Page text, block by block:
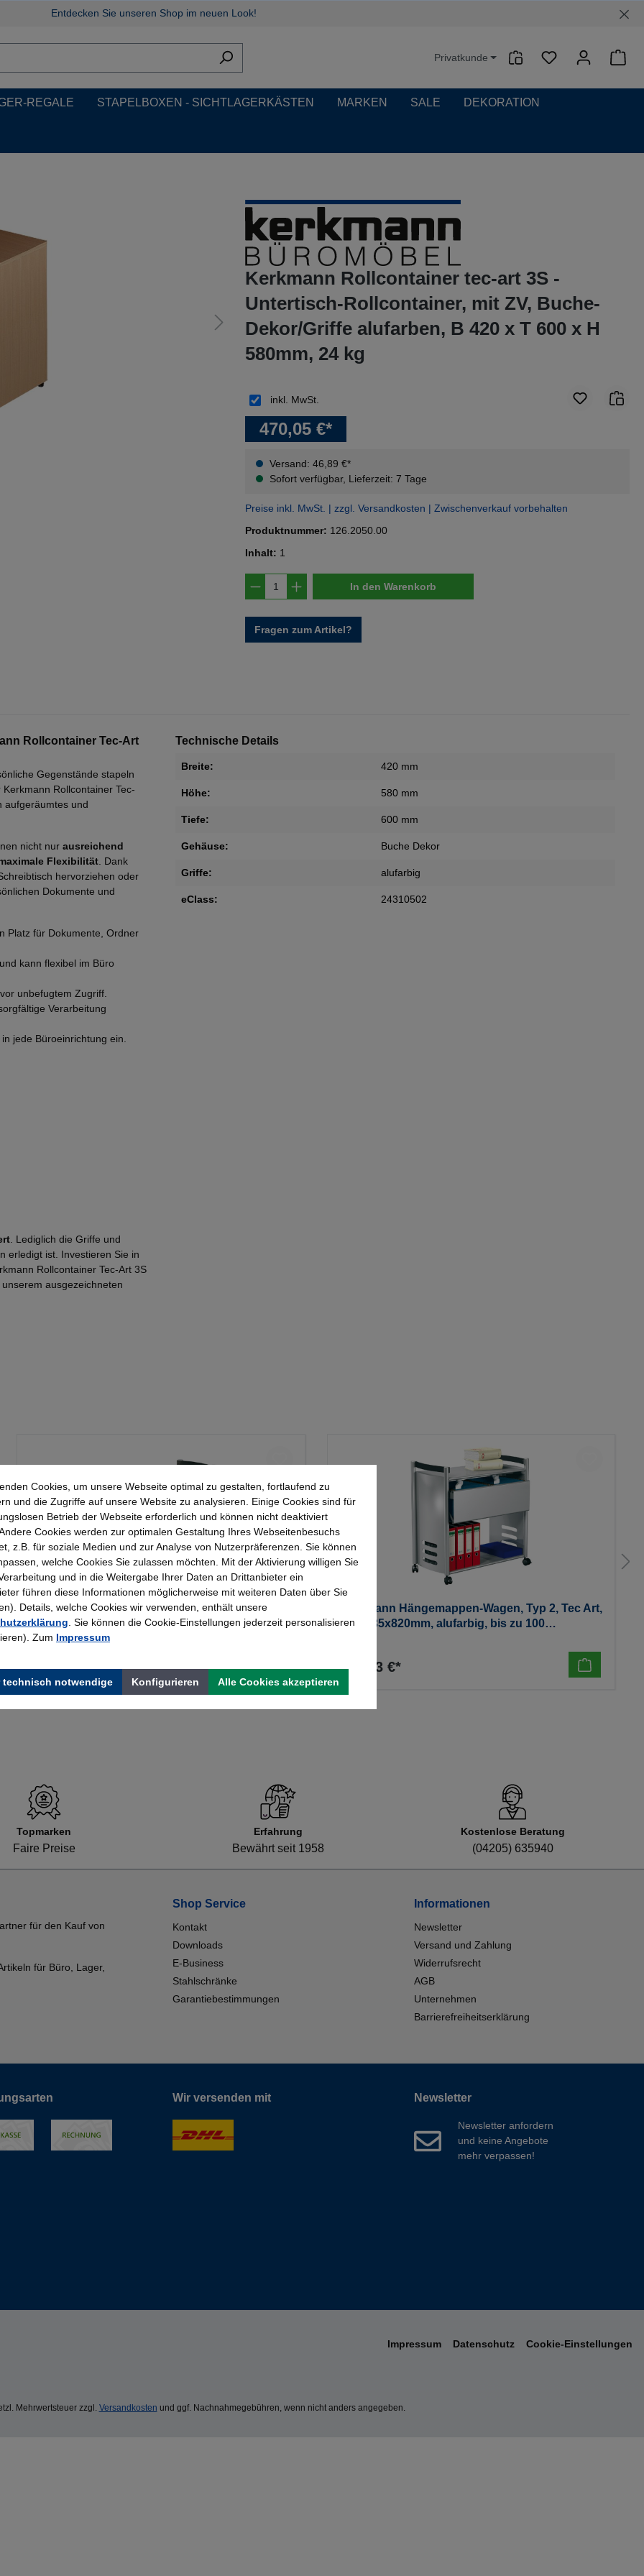
Entdecken Sie unseren Shop im neuen Look!
Privatkunde
REGALE STAPELBOXEN - SICHTLAGERKÄSTEN MARKEN SALE DEKORATION
Kerkmann Rollcontainer tec-art 3S -
Untertisch-Rollcontainer, mit ZV, Buche-
Dekor/Griffe alufarben, B 420 x T 600 x H
580mm, 24 kg
470,05 €*
Versand: 46,89 €*
Sofort verfügbar, Lieferzeit: 7 Tage
inkl. MwSt.
Preise inkl. MwSt. | zzgl. Versandkosten | Zwischenverkauf vorbehalten
Produktnummer: 126.2050.00
Inhalt: 1
Produkt Anzahl: Gib den gewünschten Wert ein
In den Warenkorb
Fragen zum Artikel?
Rollcontainer Tec-Art
Gegenstände stapeln
Rollcontainer Tec-
aufgeräumtes und
nicht nur ausreichend
Flexibilität. Dank
hervorziehen oder
Dokumente und
Platz für Dokumente, Ordner
kann flexibel im Büro
unbefugtem Zugriff.
Verarbeitung
jede Büroeinrichtung ein.
. Lediglich die Griffe und
erledigt ist. Investieren Sie in
Rollcontainer Tec-Art 3S
ausgezeichneten
Technische Details
Breite: 420 mm
Höhe: 580 mm
Tiefe: 600 mm
Gehäuse: Buche Dekor
Griffe: alufarbig
eClass: 24310502
Kerkmann Hängemappen-Wagen, Typ 1,
660x370x740mm, alufarbig, bis zu 100
Hängmappen, Serie art, 10,7 kg
183,26 €*
Kerkmann Hängemappen-Wagen, Typ 2, Tec Art,
800x435x820mm, alufarbig, bis zu 100
270,13 €*
Topmarken
Faire Preise
Erfahrung
Bewährt seit 1958
Kostenlose Beratung
(04205) 635940
für den Kauf von
für Büro, Lager,
Shop Service
Kontakt
Downloads
E-Business
Stahlschränke
Garantiebestimmungen
Informationen
Newsletter
Versand und Zahlung
Widerrufsrecht
AGB
Unternehmen
Barrierefreiheitserklärung
Wir versenden mit Newsletter
Newsletter anfordern
und keine Angebote
mehr verpassen!
Impressum Datenschutz Cookie-Einstellungen
Mehrwertsteuer zzgl. Versandkosten und ggf. Nachnahmegebühren, wenn nicht anders angegeben.
Cookies, um unsere Webseite optimal zu gestalten, fortlaufend zu
und die Zugriffe auf unsere Website zu analysieren. Einige Cookies sind für
Betrieb der Webseite erforderlich und können nicht deaktiviert
Cookies werden zur optimalen Gestaltung Ihres Webseitenbesuchs
z.B. für soziale Medien und zur Analyse von Nutzerpräferenzen. Sie können
welche Cookies Sie zulassen möchten. Mit der Aktivierung willigen Sie
und in die Weitergabe Ihrer Daten an Drittanbieter ein
führen diese Informationen möglicherweise mit weiteren Daten über Sie
Details, welche Cookies wir verwenden, enthält unsere
. Sie können die Cookie-Einstellungen jederzeit personalisieren
Zum Impressum
technisch notwendige Konfigurieren Alle Cookies akzeptieren